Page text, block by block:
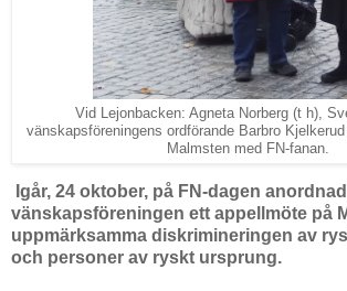
Vid Lejonbacken: Agneta Norberg (t h),
vänskapsföreningens ordförande Barbro
Malmsten med FN-fanan.
Igår, 24 oktober, på FN-dagen
vänskapsföreningen ett appellmöte på
uppmärksamma diskrimineringen av
och personer av ryskt ursprung.